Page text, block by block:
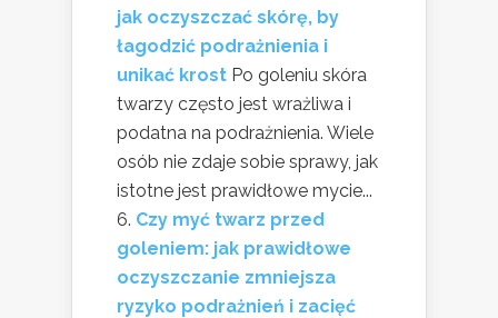
jak oczyszczać skórę, by
łagodzić podrażnienia i
unikać krost Po goleniu skóra
twarzy często jest wrażliwa i
podatna na podrażnienia. Wiele
osób nie zdaje sobie sprawy, jak
istotne jest prawidłowe mycie...
Czy myć twarz przed
goleniem: jak prawidłowe
oczyszczanie zmniejsza
ryzyko podrażnień i zacięć